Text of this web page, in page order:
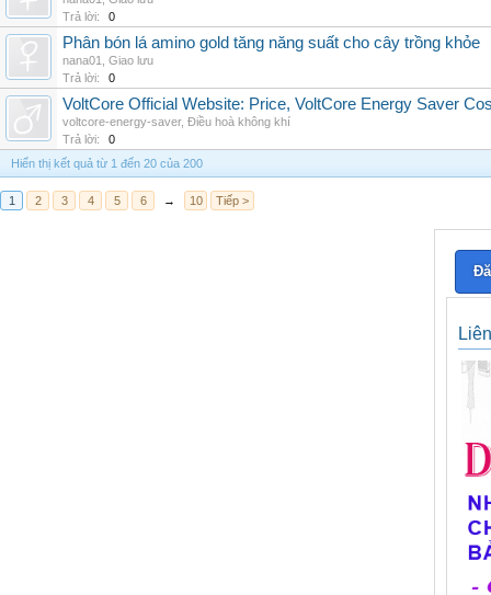
Trả lời:
0
Phân bón lá amino gold tăng năng suất cho cây trồng khỏe
nana01
Giao lưu
Trả lời:
0
VoltCore Official Website: Price, VoltCore Energy Saver
voltcore-energy-saver, Điều hoà không khí
Trả lời:
0
Hiển thị kết quả từ 1 đến 20 của 200
1 2 3 4 5 6 → 10 Tiếp >